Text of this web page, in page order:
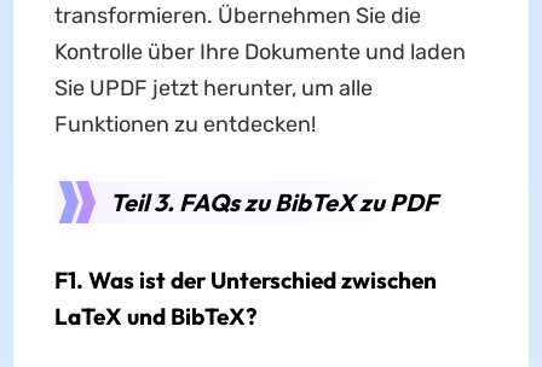
transformieren. Übernehmen Sie die
Kontrolle über Ihre Dokumente und laden
Sie UPDF jetzt herunter, um alle
Funktionen zu entdecken!
Teil 3. FAQs zu BibTeX zu PDF
F1. Was ist der Unterschied zwischen
LaTeX und BibTeX?